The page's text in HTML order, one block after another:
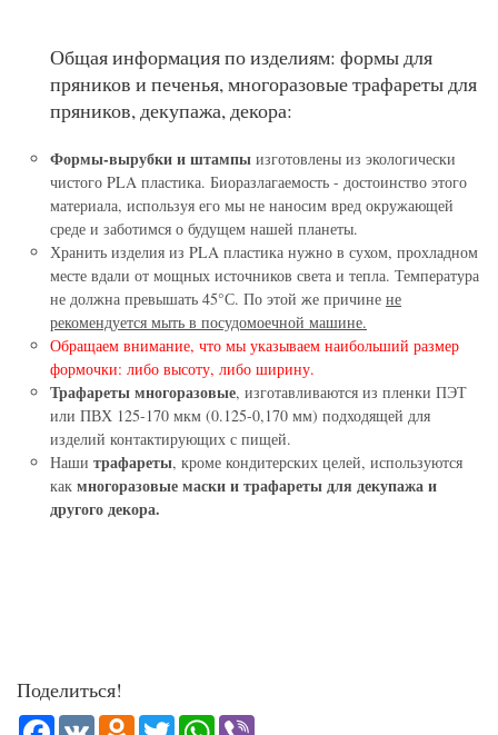
Общая информация по изделиям: формы для
пряников и печенья, многоразовые трафареты для
пряников, декупажа, декора:
Формы-вырубки и штампы изготовлены из экологически
чистого PLA пластика. Биоразлагаемость - достоинство этого
материала, используя его мы не наносим вред окружающей
среде и заботимся о будущем нашей планеты.
Хранить изделия из PLA пластика нужно в сухом, прохладном
месте вдали от мощных источников света и тепла. Температура
не должна превышать 45°С. По этой же причине не
рекомендуется мыть в посудомоечной машине.
Обращаем внимание, что мы указываем наибольший размер
формочки: либо высоту, либо ширину.
Трафареты многоразовые, изготавливаются из пленки ПЭТ
или ПВХ 125-170 мкм (0.125-0,170 мм) подходящей для
изделий контактирующих с пищей.
Наши трафареты, кроме кондитерских целей, используются
как многоразовые маски и трафареты для декупажа и
другого декора.
Поделиться!
Facebook
VK Odnoklassniki
TwitterWhatsApp